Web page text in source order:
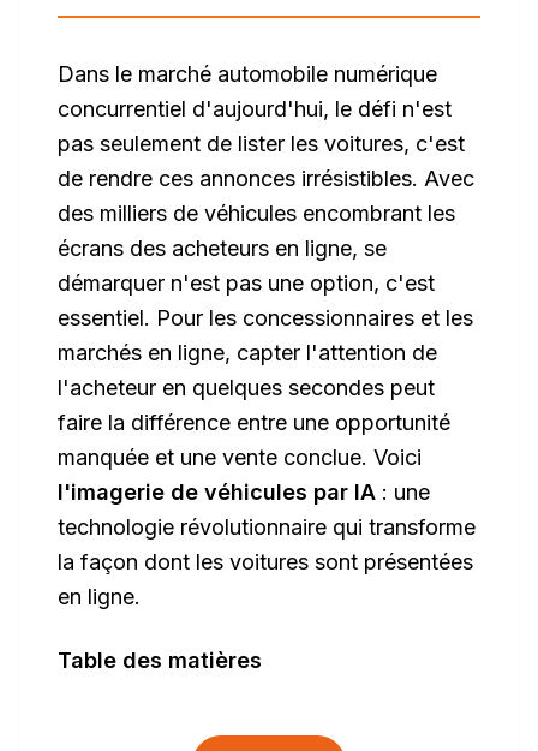
Dans le marché automobile numérique
concurrentiel d'aujourd'hui, le défi n'est
pas seulement de lister les voitures, c'est
de rendre ces annonces irrésistibles. Avec
des milliers de véhicules encombrant les
écrans des acheteurs en ligne, se
démarquer n'est pas une option, c'est
essentiel. Pour les concessionnaires et les
marchés en ligne, capter l'attention de
l'acheteur en quelques secondes peut
faire la différence entre une opportunité
manquée et une vente conclue. Voici
l'imagerie de véhicules par IA : une
technologie révolutionnaire qui transforme
la façon dont les voitures sont présentées
en ligne.
Table des matières